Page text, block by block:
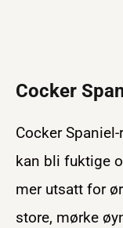
Cocker
Cocker
kan bli fuktige
mer utsatt for
store, mørke